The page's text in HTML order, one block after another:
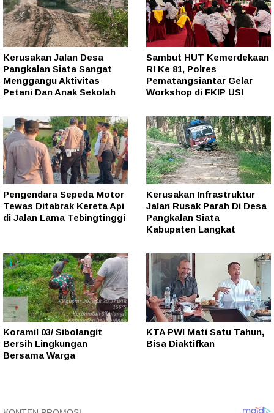
Kerusakan Jalan Desa
Pangkalan Siata Sangat
Menggangu Aktivitas
Petani Dan Anak Sekolah
Sambut HUT Kemerdekaan
RI Ke 81, Polres
Pematangsiantar Gelar
Workshop di FKIP USI
Pengendara Sepeda Motor
Tewas Ditabrak Kereta Api
di Jalan Lama Tebingtinggi
Kerusakan Infrastruktur
Jalan Rusak Parah Di Desa
Pangkalan Siata
Kabupaten Langkat
Koramil 03/ Sibolangit
Bersih Lingkungan
Bersama Warga
KTA PWI Mati Satu Tahun,
Bisa Diaktifkan